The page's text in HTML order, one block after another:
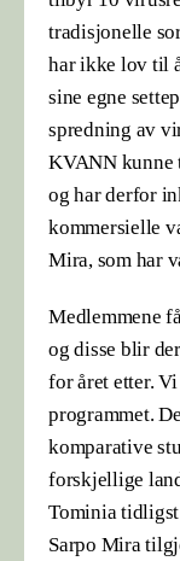
tradisjonelle
har ikke lov til
sine egne
spredning av
KVANN kunne
og har derfor
kommersielle
Mira, som har
Medlemmene
og disse blir
for året etter.
programmet.
komparative
forskjellige
Tominia
Sarpo Mira